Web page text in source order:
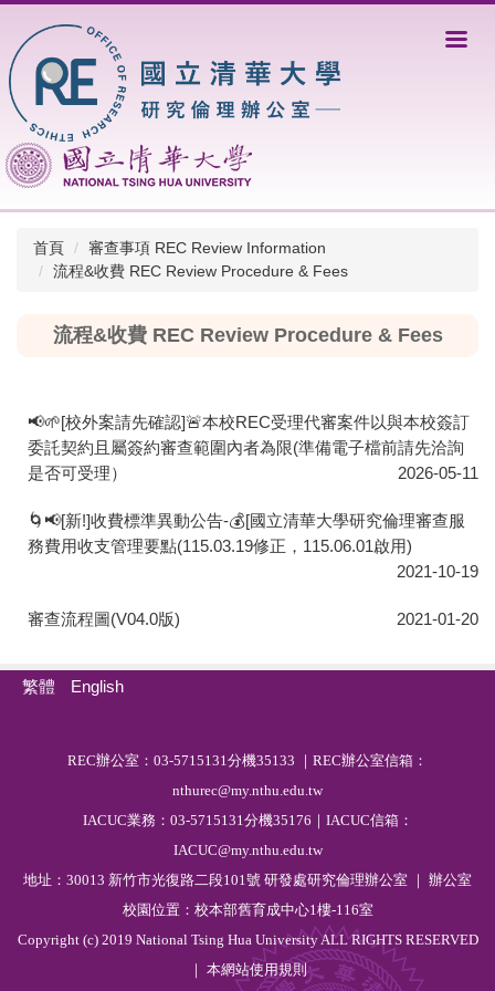
到
主
要
內
區
首頁
審查事項 REC Review Information
流程&收費 REC Review Procedure & Fees
流程&收費 REC Review Procedure & Fees
📢🌱[校外案請先確認]🚨本校REC受理代審案件以與本校簽訂
委託契約且屬簽約審查範圍內者為限(準備電子檔前請先洽詢
是否可受理）
2026-05-11
🌀📢[新!]收費標準異動公告-💰[國立清華大學研究倫理審查服
務費用收支管理要點(115.03.19修正，115.06.01啟用)
2021-10-19
審查流程圖(V04.0版) 2021-01-20
繁體 English
REC辦公室：03-5715131分機35133 ｜REC辦公室信箱：
nthurec@my.nthu.edu.tw
IACUC業務：03-5715131分機35176｜IACUC信箱：
IACUC@my.nthu.edu.tw
地址：30013 新竹市光復路二段101號 研發處研究倫理辦公室 ｜ 辦公室
校園位置：校本部舊育成中心1樓-116室
Copyright (c) 2019 National Tsing Hua University ALL RIGHTS RESERVED
｜ 本網站使用規則